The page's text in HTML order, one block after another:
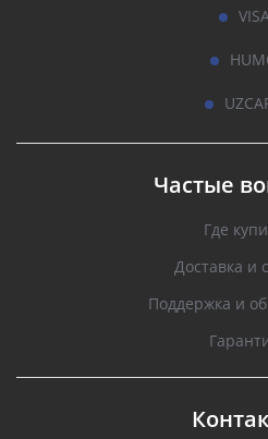
VISA
Частые
Где
Доставка и
Поддержка и